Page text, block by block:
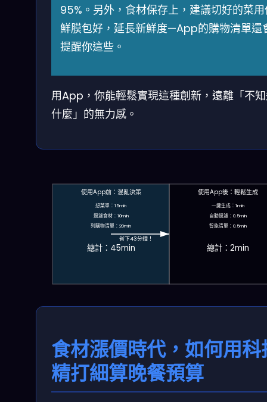
95%。另外，食材保存上，建議切好的菜
鮮膜包好，延長新鮮度—App的購物清單還
提醒你這些。
用App，你能輕鬆實現這種創新，遠離「不
什麼」的無力感。
使用App前：混亂決策
想菜單：15min
過濾食材：10min
列購物清單：20min
總計：45min
使用App後：輕鬆生成
一鍵生成：1min
自動過濾：0.5min
智能清單：0.5min
總計：2min
省下43分鐘！
食材漲價時代，如何用科
精打細算晚餐預算